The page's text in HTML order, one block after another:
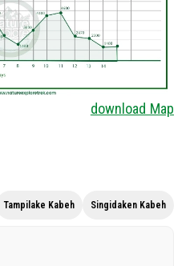
download Map
Tampilake Kabeh Singidaken Kabeh